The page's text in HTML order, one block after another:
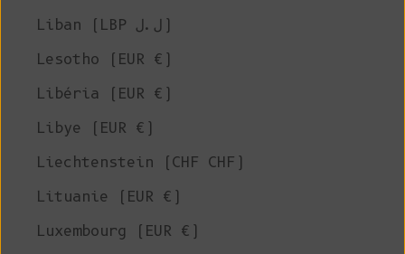
Liban (LBP ل.ل)
Lesotho (EUR €)
Libéria (EUR €)
Libye (EUR €)
Liechtenstein (CHF CHF)
Lituanie (EUR €)
Luxembourg (EUR €)